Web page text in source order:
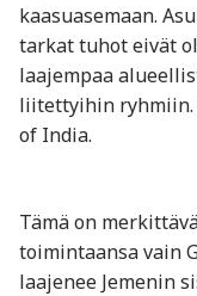
kaasuasemaan.
tarkat tuhot eivät
laajempaa
liitettyihin ryhmiin.
of India.
Tämä on
toimintaansa vain
laajenee Jemenin